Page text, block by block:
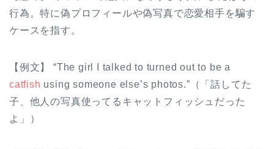
行為。特に偽プロフィールや偽写真で恋愛相手を騙す
ケースを指す。
【例文】 “The girl I talked to turned out to be a
catfish using someone else’s photos.”（「話してた
子、他人の写真使ってるキャットフィッシュだった
よ」）